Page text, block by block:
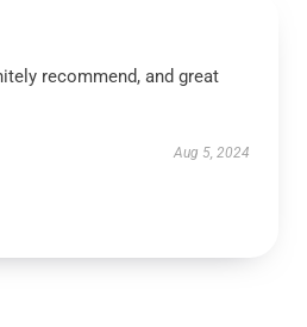
recommend, and great
Aug 5, 2024